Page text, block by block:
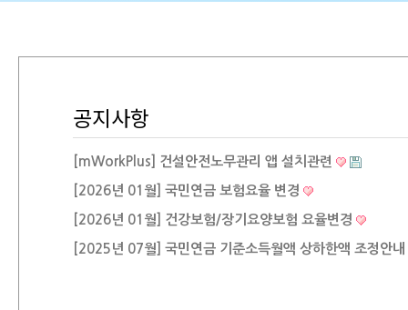
공지사항
[mWorkPlus] 건설안전노무관리 앱 설치관련
[2026년 01월] 국민연금 보험요율 변경
[2026년 01월] 건강보험/장기요양보험 요율변경
[2025년 07월] 국민연금 기준소득월액 상하한액 조정안내